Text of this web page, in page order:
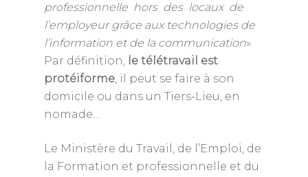
professionnelle hors des locaux de
l’employeur grâce aux technologies de
l’information et de la communication».
Par définition, le télétravail est
protéiforme, il peut se faire à son
domicile ou dans un Tiers-Lieu, en
nomade…
Le Ministère du Travail, de l’Emploi, de
la Formation et professionnelle et du